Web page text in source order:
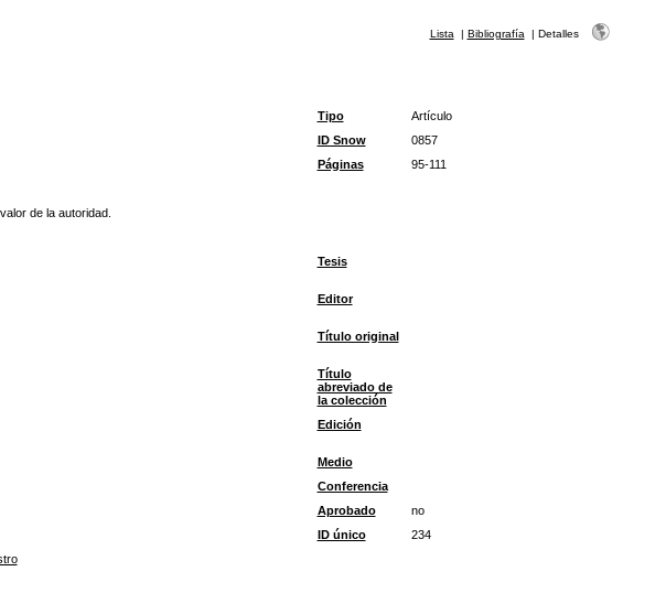
Lista | Bibliografía | Detalles
Tipo
Artículo
ID Snow
0857
Páginas
95-111
de la autoridad.
Tesis
Editor
Título original
Título
abreviado de
la colección
Edición
Medio
Conferencia
Aprobado
no
ID único
234